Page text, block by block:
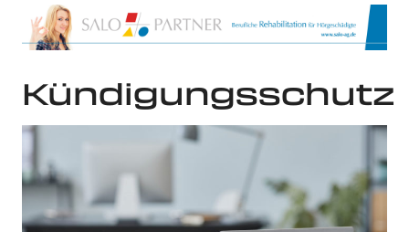
Kündigungsschutz